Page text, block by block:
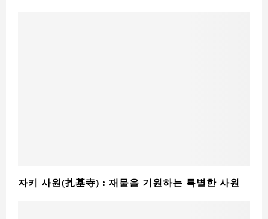
자키 사원(扎基寺) : 재물을 기원하는 특별한 사원